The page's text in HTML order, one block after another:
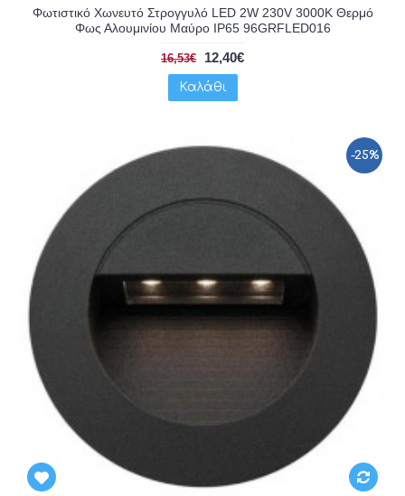
Φωτιστικό Χωνευτό Στρογγυλό LED 2W 230V 3000K Θερμό
Φως Αλουμινίου Μαύρο IP65 96GRFLED016
16,53€ 12,40€
Καλάθι
-25%